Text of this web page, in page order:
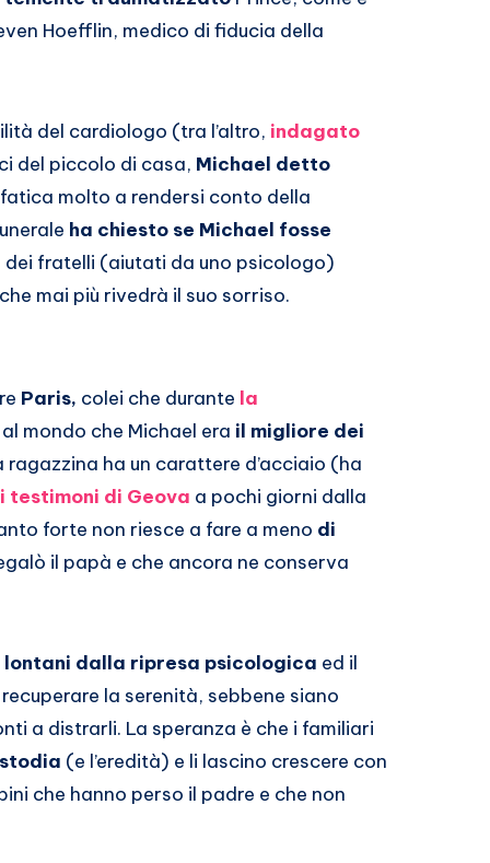
Hoefflin, medico di fiducia della
del cardiologo (tra l’altro, indagato
del piccolo di casa, Michael detto
molto a rendersi conto della
ha chiesto se Michael fosse
fratelli (aiutati da uno psicologo)
mai più rivedrà il suo sorriso.
Paris, colei che durante la
mondo che Michael era il migliore dei
ha un carattere d’acciaio (ha
testimoni di Geova a pochi giorni dalla
forte non riesce a fare a meno di
il papà e che ancora ne conserva
lontani dalla ripresa psicologica ed il
la serenità, sebbene siano
a distrarli. La speranza è che i familiari
(e l’eredità) e li lascino crescere con
che hanno perso il padre e che non